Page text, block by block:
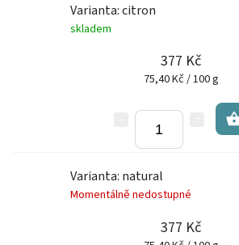
Varianta: citron
skladem
377 Kč
75,40 Kč / 100 g
Varianta: natural
Momentálně nedostupné
377 Kč